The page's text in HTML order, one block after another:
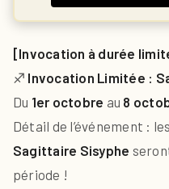
[Invocation à durée
♐ Invocation Limitée :
Du 1er octobre au 8
Détail de l’événement :
Sagittaire Sisyphe
période !